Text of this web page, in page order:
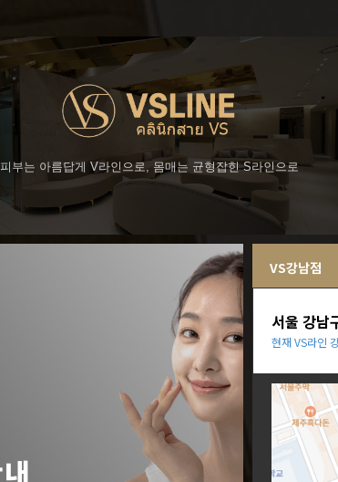
피부는 아름답게 V라인으로, 몸매는 균형잡힌 S라인으로
VS강남점
서울 강남
현재 VS라인